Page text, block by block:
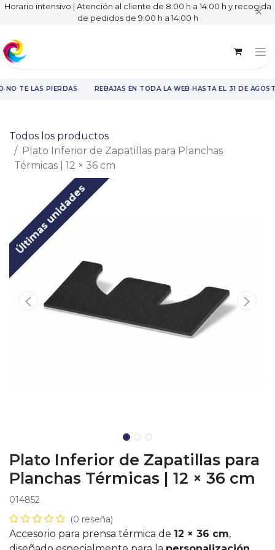
Horario intensivo | Atención al cliente de 8:00 h a 14:00 h y recogida
de pedidos de 9:00 h a 14:00 h
✕
·NO TE LAS PIERDAS· REBAJAS EN TODA LA WEB·HASTA EL 31 DE
Todos los productos
Plato Inferior de Zapatillas para Planchas
Térmicas | 12 × 36 cm
Últimas unidades
Plato Inferior de Zapatillas para
Planchas Térmicas | 12 × 36 cm
014852
(0 reseña)
Accesorio para prensa térmica de 12 × 36 cm,